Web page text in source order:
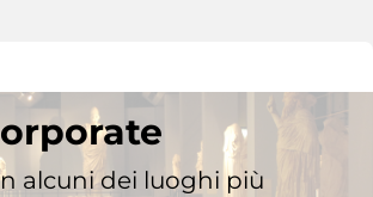
alcuni dei luoghi più